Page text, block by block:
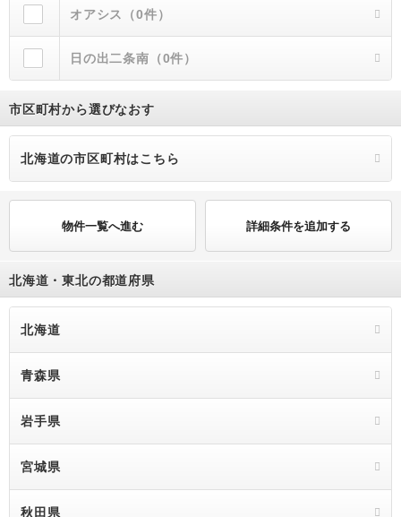
オアシス（0件）
日の出二条南（0件）
市区町村から選びなおす
北海道の市区町村はこちら
物件一覧へ進む 詳細条件を追加する
北海道・東北の都道府県
北海道
青森県
岩手県
宮城県
秋田県